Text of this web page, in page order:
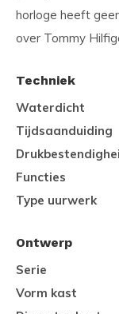
horloge heeft
over Tommy
Techniek
Waterdicht
Tijdsaanduiding
Functies
Type uurwerk
Ontwerp
Serie
Vorm kast